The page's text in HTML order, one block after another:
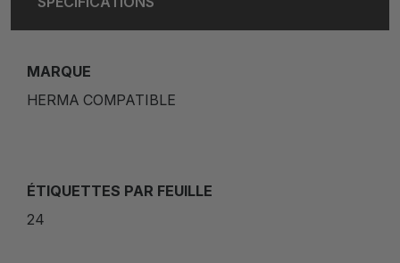
MARQUE
HERMA COMPATIBLE
ÉTIQUETTES PAR FEUILLE
24